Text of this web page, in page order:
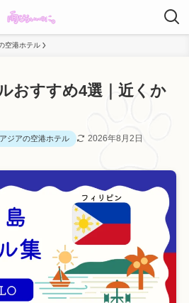
空港ホテル
おすすめ4選｜近くか
ジアの空港ホテル 2026年8月2日